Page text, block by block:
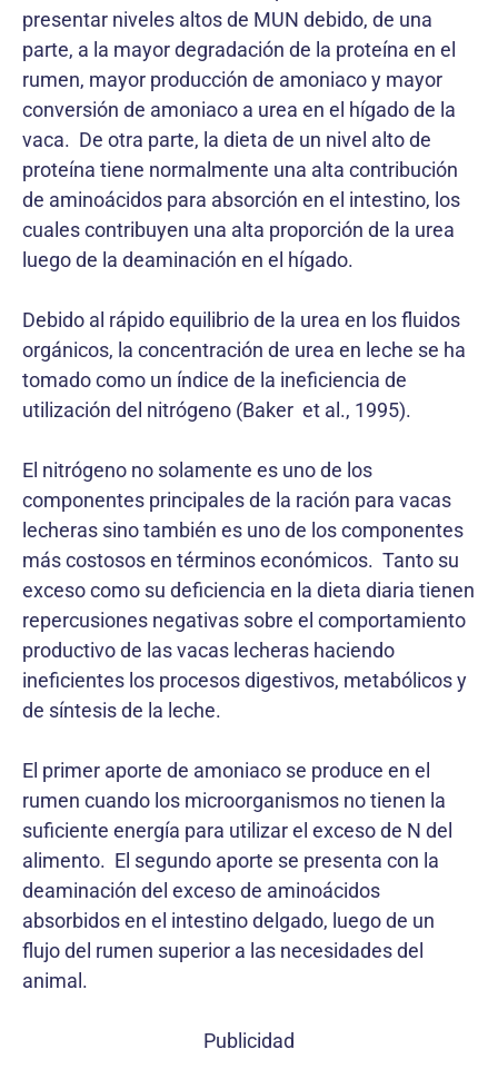
presentar niveles altos de MUN debido, de una
parte, a la mayor degradación de la proteína en el
rumen, mayor producción de amoniaco y mayor
conversión de amoniaco a urea en el hígado de la
vaca. De otra parte, la dieta de un nivel alto de
proteína tiene normalmente una alta contribución
de aminoácidos para absorción en el intestino, los
cuales contribuyen una alta proporción de la urea
luego de la deaminación en el hígado.
Debido al rápido equilibrio de la urea en los fluidos
orgánicos, la concentración de urea en leche se ha
tomado como un índice de la ineficiencia de
utilización del nitrógeno (Baker et al., 1995).
El nitrógeno no solamente es uno de los
componentes principales de la ración para vacas
lecheras sino también es uno de los componentes
más costosos en términos económicos. Tanto su
exceso como su deficiencia en la dieta diaria tienen
repercusiones negativas sobre el comportamiento
productivo de las vacas lecheras haciendo
ineficientes los procesos digestivos, metabólicos y
de síntesis de la leche.
El primer aporte de amoniaco se produce en el
rumen cuando los microorganismos no tienen la
suficiente energía para utilizar el exceso de N del
alimento. El segundo aporte se presenta con la
deaminación del exceso de aminoácidos
absorbidos en el intestino delgado, luego de un
flujo del rumen superior a las necesidades del
animal.
Publicidad